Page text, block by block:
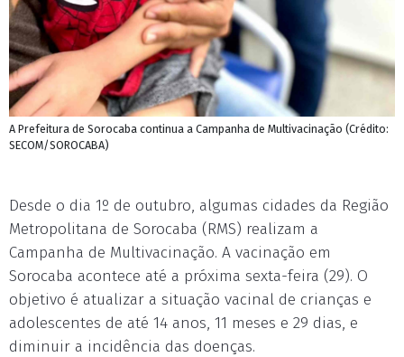
A Prefeitura de Sorocaba continua a Campanha de Multivacinação (Crédito:
SECOM/SOROCABA)
Desde o dia 1º de outubro, algumas cidades da Região
Metropolitana de Sorocaba (RMS) realizam a
Campanha de Multivacinação. A vacinação em
Sorocaba acontece até a próxima sexta-feira (29). O
objetivo é atualizar a situação vacinal de crianças e
adolescentes de até 14 anos, 11 meses e 29 dias, e
diminuir a incidência das doenças.